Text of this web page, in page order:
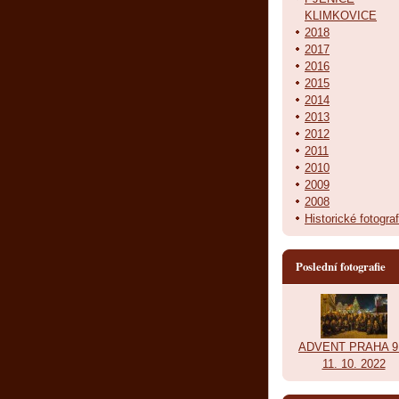
KLIMKOVICE
2018
2017
2016
2015
2014
2013
2012
2011
2010
2009
2008
Historické
Poslední fotografie
ADVENT PRAHA
11. 10. 2022